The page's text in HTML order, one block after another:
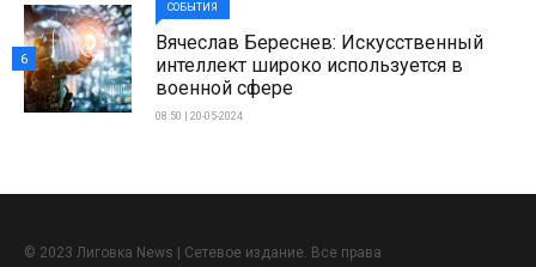
СОБЫТИЯ
Вячеслав Береснев: Искусственный
интеллект широко используется в
военной сфере
08:50 | 20-05-2024
6
© 2023 Лиговка News | Сетевое издание. Все права